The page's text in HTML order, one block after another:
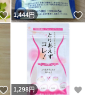
いいね！
1,444円
いいね！
1,298円